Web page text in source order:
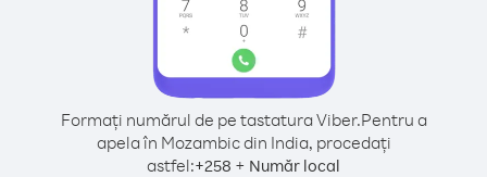
Formați numărul de pe tastatura Viber.Pentru a
apela în Mozambic din India, procedați
astfel:+258 + Număr local